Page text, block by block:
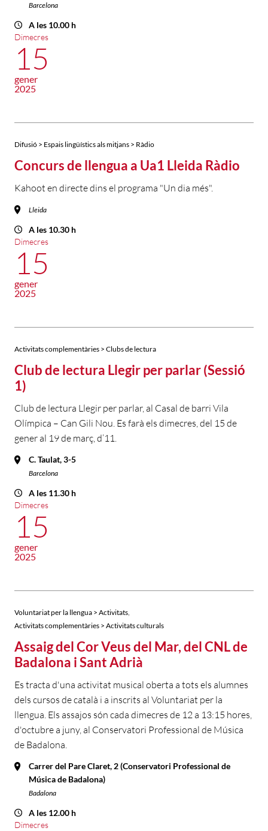
Barcelona
A les 10.00 h
Dimecres
15
gener
2025
Difusió > Espais lingüístics als mitjans > Ràdio
Concurs de llengua a Ua1 Lleida Ràdio
Kahoot en directe dins el programa "Un dia més".
Lleida
A les 10.30 h
Dimecres
15
gener
2025
Activitats complementàries > Clubs de lectura
Club de lectura Llegir per parlar (Sessió
1)
Club de lectura Llegir per parlar, al Casal de barri Vila
Olímpica – Can Gili Nou. Es farà els dimecres, del 15 de
gener al 19 de març, d’11.
C. Taulat, 3-5
Barcelona
A les 11.30 h
Dimecres
15
gener
2025
Voluntariat per la llengua > Activitats
Activitats complementàries > Activitats culturals
Assaig del Cor Veus del Mar, del CNL de
Badalona i Sant Adrià
Es tracta d'una activitat musical oberta a tots els alumnes
dels cursos de català i a inscrits al Voluntariat per la
llengua. Els assajos són cada dimecres de 12 a 13:15 hores,
d'octubre a juny, al Conservatori Professional de Música
de Badalona.
Carrer del Pare Claret, 2 (Conservatori Professional de
Música de Badalona)
Badalona
A les 12.00 h
Dimecres